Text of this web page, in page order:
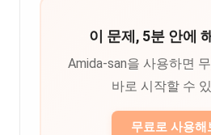
이 문제, 5분 안에
Amida-san을 사용하면
바로 시작할 수
무료로 사용해